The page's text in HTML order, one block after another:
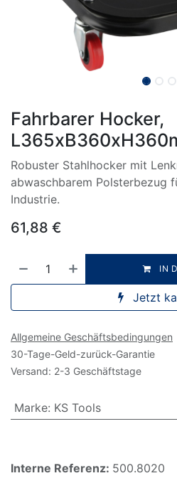
Fahrbarer Hocker,
Robuster Stahlhocker mit
abwaschbarem Polsterbezug
Industrie.
61,88 €
IN
Jetzt
Allgemeine Geschäftsbedingungen
30-Tage-Geld-zurück-Garantie
Versand: 2-3 Geschäftstage
Marke: KS Tools
Interne Referenz: 500.8020